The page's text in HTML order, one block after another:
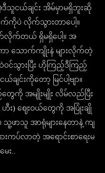
ငယ်ချင်း အိမ်မှာမရှိဘူးဆို
ပဲ လိုက်သွားတာပေါ့။
လိုက်တယ် ရှိမရှိပေါ့။ အ
ာ သောက်ကျိုးနဲ များလိုက်တဲ့
င်သွားပြီး ဟိုကြည့်ဒီကြည့်
င်းကိုတော့ မြင်ပါ့ဗျာ။
ကို အမျိုးမျိုး လိမ်လည်ပြီး
ဟီး) ဈေးဝယ်တွေကို အပြုံးချို
ဖာသူ အာရုံများနေတာနဲ့ ကျ
ကပ်လာတဲ့ အရောင်းစာရေးမ
း..